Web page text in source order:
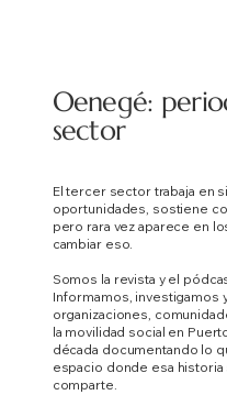
Oenegé:
sector
El tercer sector trabaja en
oportunidades, sostiene
pero rara vez aparece en
cambiar eso.
Somos la revista y el
Informamos, investigamos
organizaciones,
la movilidad social en
década documentando lo
espacio donde esa
comparte.